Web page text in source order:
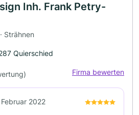
Inh. Frank Petry-
Strähnen
Quierschied
Firma bewerten
2022